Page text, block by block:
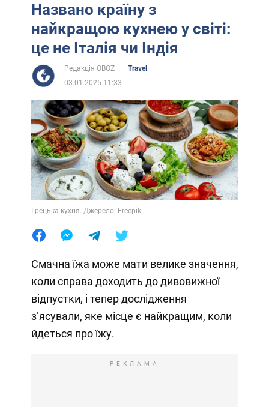
Названо країну з
найкращою кухнею у світі:
це не Італія чи Індія
Редакція OBOZ
Travel
03.01.2025 11:33
Грецька кухня. Джерело: Freepik
Смачна їжа може мати велике значення,
коли справа доходить до дивовижної
відпустки, і тепер дослідження
з’ясували, яке місце є найкращим, коли
йдеться про їжу.
РЕКЛАМА